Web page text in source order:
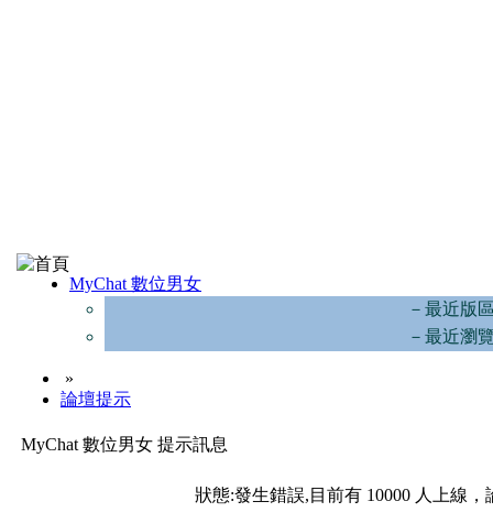
MyChat 數位男女
－最近版
－最近瀏
»
論壇提示
MyChat 數位男女 提示訊息
狀態:發生錯誤,目前有 10000 人上線